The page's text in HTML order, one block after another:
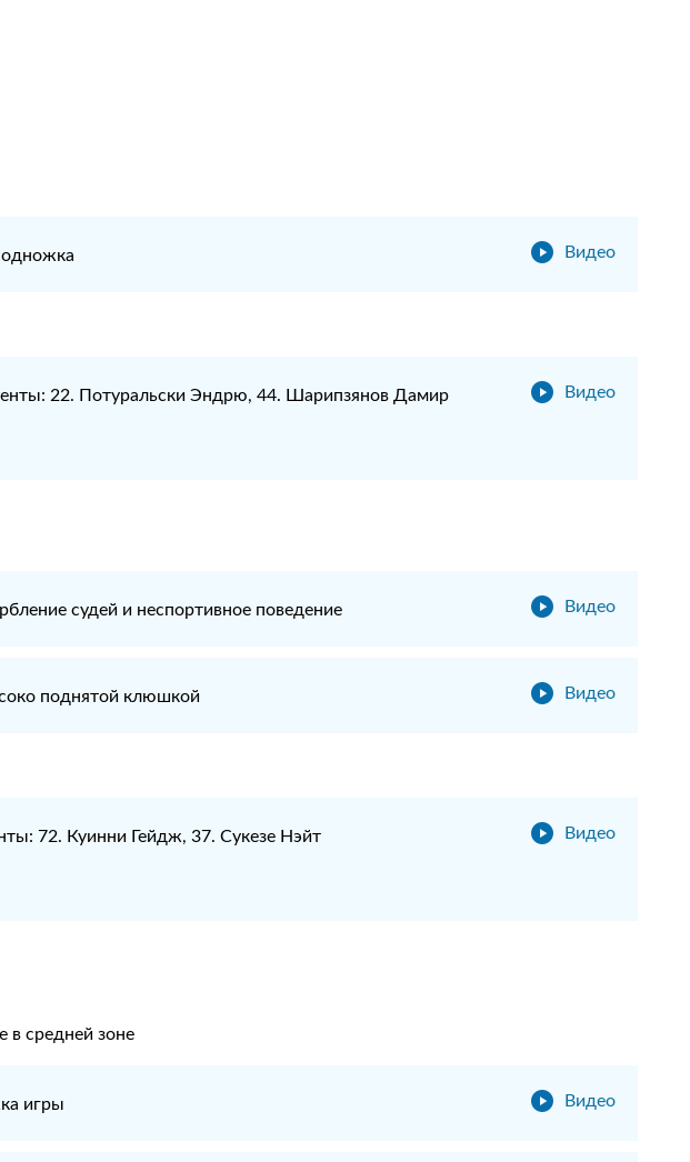
Видео
Видео
22. Потуральски Эндрю, 44. Шарипзянов Дамир
Видео
судей и неспортивное поведение
Видео
поднятой клюшкой
Видео
72. Куинни Гейдж, 37. Сукезе Нэйт
в средней зоне
Видео
игры